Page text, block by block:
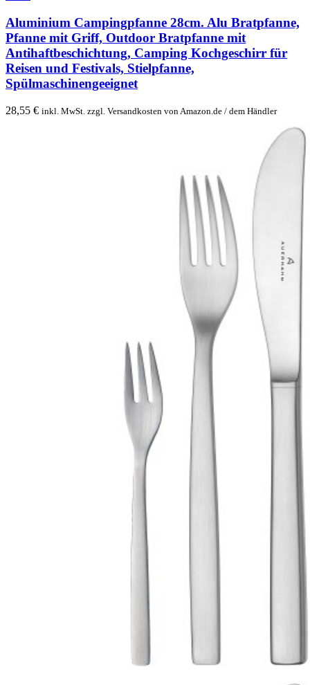
Aluminium Campingpfanne 28cm. Alu Bratpfanne,
Pfanne mit Griff, Outdoor Bratpfanne mit
Antihaftbeschichtung, Camping Kochgeschirr für
Reisen und Festivals, Stielpfanne,
Spülmaschinengeeignet
28,55 € inkl. MwSt. zzgl. Versandkosten von Amazon.de / dem Händler